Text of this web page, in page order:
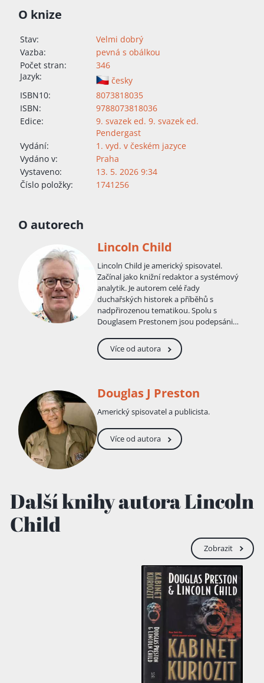
O knize
Stav:
Velmi dobrý
Vazba:
pevná s obálkou
Počet stran:
346
Jazyk:
česky
ISBN10:
8073818035
ISBN:
9788073818036
Edice:
9. svazek ed. 9. svazek ed.
Pendergast
Vydání:
1. vyd. v českém jazyce
Vydáno v:
Praha
Vystaveno:
13. 5. 2026 9:34
Číslo položky:
1741256
O autorech
Lincoln Child
Lincoln Child je americký spisovatel.
Začínal jako knižní redaktor a systémový
analytik. Je autorem celé řady
duchařských historek a příběhů s
nadpřirozenou tematikou. Spolu s
Douglasem Prestonem jsou podepsáni
Relikviář, Kabinet kuriozit a Zátiší s
vránami. Ve více jejich dílech vystupuje
Více od autora
Douglas J Preston
Americký spisovatel a publicista.
Více od autora
Další knihy autora Lincoln
Child
Zobrazit